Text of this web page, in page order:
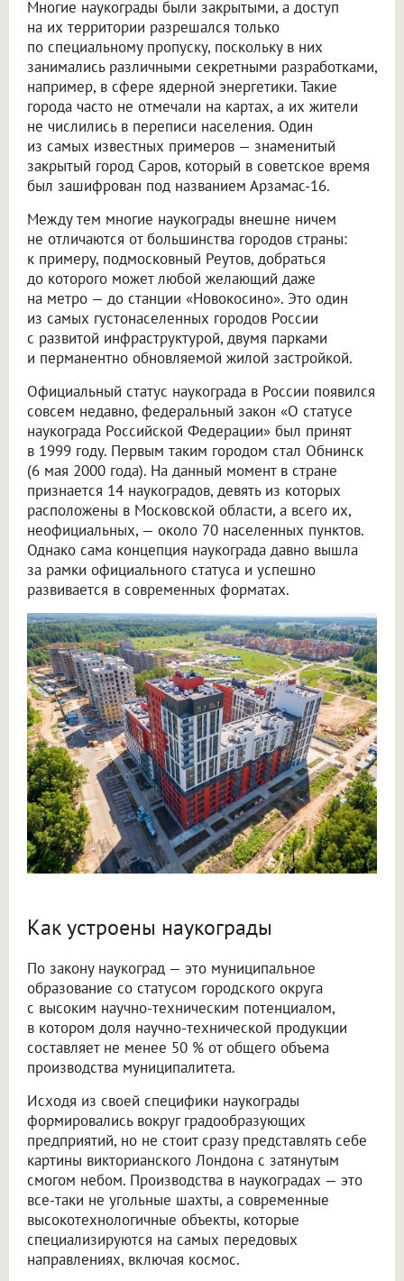
Многие наукограды были закрытыми, а доступ
на их территории разрешался только
по специальному пропуску, поскольку в них
занимались различными секретными разработками,
например, в сфере ядерной энергетики. Такие
города часто не отмечали на картах, а их жители
не числились в переписи населения. Один
из самых известных примеров — знаменитый
закрытый город Саров, который в советское время
был зашифрован под названием Арзамас-16.
Между тем многие наукограды внешне ничем
не отличаются от большинства городов страны:
к примеру, подмосковный Реутов, добраться
до которого может любой желающий даже
на метро — до станции «Новокосино». Это один
из самых густонаселенных городов России
с развитой инфраструктурой, двумя парками
и перманентно обновляемой жилой застройкой.
Официальный статус наукограда в России появился
совсем недавно, федеральный закон «О статусе
наукограда Российской Федерации» был принят
в 1999 году. Первым таким городом стал Обнинск
(6 мая 2000 года). На данный момент в стране
признается 14 наукоградов, девять из которых
расположены в Московской области, а всего их,
неофициальных, — около 70 населенных пунктов.
Однако сама концепция наукограда давно вышла
за рамки официального статуса и успешно
развивается в современных форматах.
Как устроены наукограды
По закону наукоград — это муниципальное
образование со статусом городского округа
с высоким научно-техническим потенциалом,
в котором доля научно-технической продукции
составляет не менее 50 % от общего объема
производства муниципалитета.
Исходя из своей специфики наукограды
формировались вокруг градообразующих
предприятий, но не стоит сразу представлять себе
картины викторианского Лондона с затянутым
смогом небом. Производства в наукоградах — это
все-таки не угольные шахты, а современные
высокотехнологичные объекты, которые
специализируются на самых передовых
направлениях, включая космос.